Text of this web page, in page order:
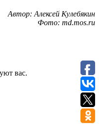
Автор: Алексей Кулебякин
Фото: md.mos.ru
вас.